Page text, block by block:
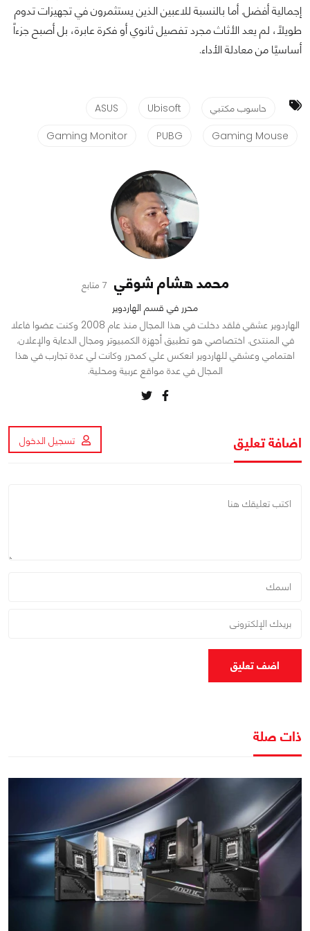
إجمالية أفضل. أما بالنسبة للاعبين الذين يستثمرون في تجهيزات تدوم
طويلاً، لم يعد الأثاث مجرد تفصيل ثانوي أو فكرة عابرة، بل أصبح جزءاً
أساسيًا من معادلة الأداء.
حاسوب مكتبي Ubisoft
ASUS
Gaming Mouse
PUBG
Gaming Monitor
محمد هشام شوقي 7 متابع
محرر في قسم الهاردوير
الهاردوير عشقي فلقد دخلت في هذا المجال منذ عام 2008 وكنت عضوا فاعلا
في المنتدى. اختصاصي هو تطبيق أجهزة الكمبيوتر ومجال الدعاية والإعلان.
اهتمامي وعشقي للهاردوير انعكس علي كمحرر وكانت لي عدة تجارب في هذا
المجال في عدة مواقع عربية ومحلية.
اضافة تعليق تسجيل الدخول
اضف تعليق
ذات صلة